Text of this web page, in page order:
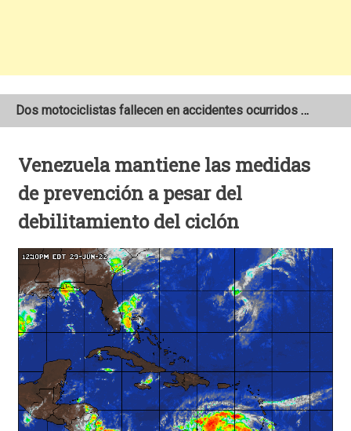
Dos motociclistas fallecen en accidentes ocurridos en la Carretera Nueva a León
NOAA mantiene pronóstico de una temporada de huracanes por debajo de lo normal en el Atlántico
Venezuela mantiene las medidas
de prevención a pesar del
debilitamiento del ciclón